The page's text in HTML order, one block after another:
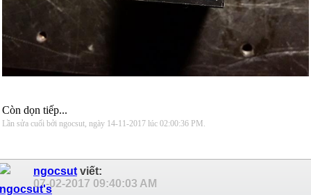
Còn dọn tiếp...
Lần sửa cuối bởi ngocsut, ngày 14-11-2017 lúc 02:00:36 PM .
ngocsut viết:
07-02-2017 09:40:03 AM